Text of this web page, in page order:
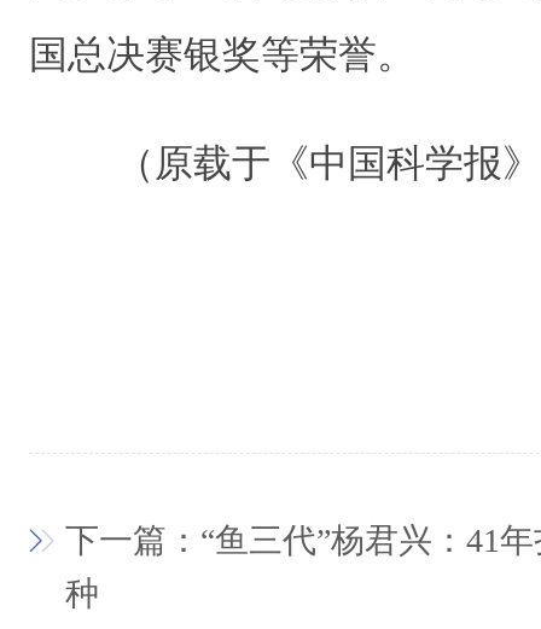
国总决赛银奖等荣誉。
（原载于《中国科学报
下一篇：“鱼三代”杨君兴：41
种